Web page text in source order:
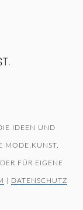
IDEEN UND
MODE.KUNST.
FÜR EIGENE
DATENSCHUTZ